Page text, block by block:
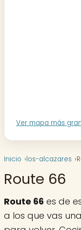
Ver mapa más
Inicio los-alcazares
Route 66
Route 66 es de
a los que vas